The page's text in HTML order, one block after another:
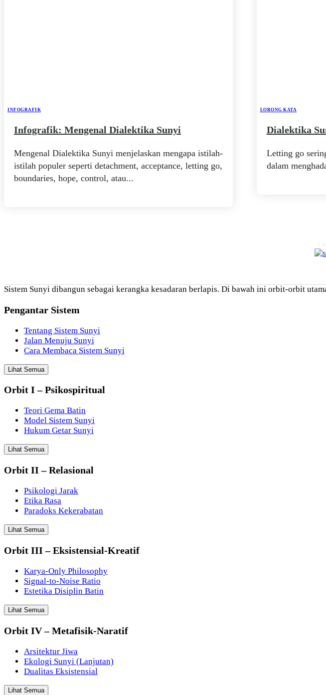
INFOGRAFIK
Infografik: Mengenal Dialektika Sunyi
Mengenal Dialektika Sunyi menjelaskan mengapa istilah-
istilah populer seperti detachment, acceptance, letting go,
boundaries, hope, control, atau...
LORONG KATA
Dialektika
Letting go
dalam
Sistem Sunyi dibangun sebagai kerangka kesadaran berlapis. Di bawah ini orbit-orbit
Pengantar Sistem
Tentang Sistem Sunyi
Jalan Menuju Sunyi
Cara Membaca Sistem Sunyi
Lihat Semua
Orbit I – Psikospiritual
Teori Gema Batin
Model Sistem Sunyi
Hukum Getar Sunyi
Lihat Semua
Orbit II – Relasional
Psikologi Jarak
Etika Rasa
Paradoks Kekerabatan
Lihat Semua
Orbit III – Eksistensial-Kreatif
Karya-Only Philosophy
Signal-to-Noise Ratio
Estetika Disiplin Batin
Lihat Semua
Orbit IV – Metafisik-Naratif
Arsitektur Jiwa
Ekologi Sunyi (Lanjutan)
Dualitas Eksistensial
Lihat Semua